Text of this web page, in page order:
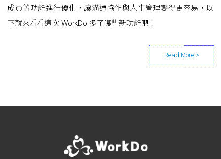
成員等功能進行優化，讓溝通協作與人事管理變得更容易，以
下就來看看這次 WorkDo 多了哪些新功能吧！
Posts navigation